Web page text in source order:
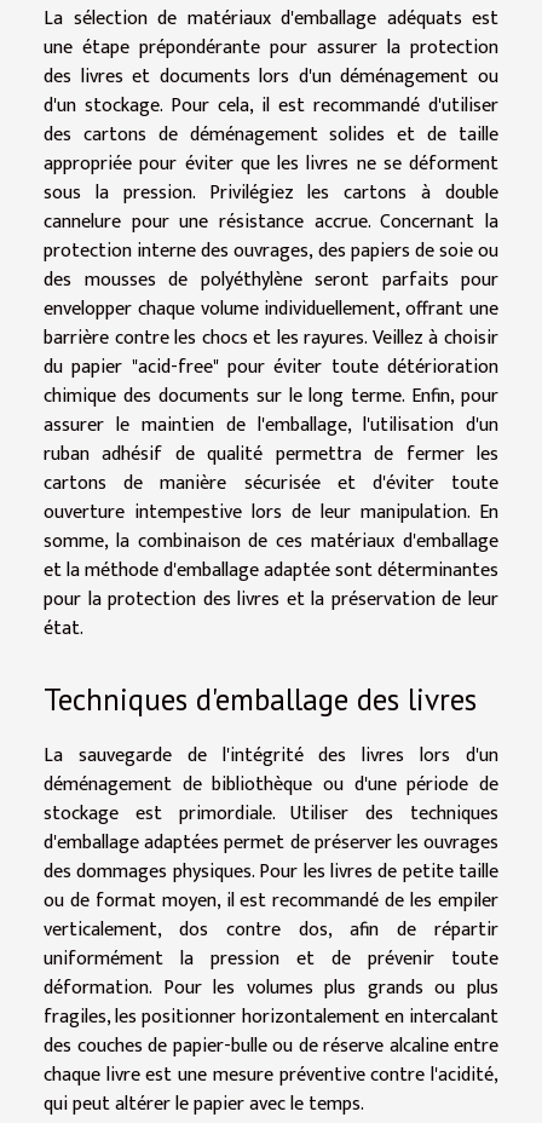
La sélection de matériaux d'emballage adéquats est
une étape prépondérante pour assurer la protection
des livres et documents lors d'un déménagement ou
d'un stockage. Pour cela, il est recommandé d'utiliser
des cartons de déménagement solides et de taille
appropriée pour éviter que les livres ne se déforment
sous la pression. Privilégiez les cartons à double
cannelure pour une résistance accrue. Concernant la
protection interne des ouvrages, des papiers de soie ou
des mousses de polyéthylène seront parfaits pour
envelopper chaque volume individuellement, offrant une
barrière contre les chocs et les rayures. Veillez à choisir
du papier "acid-free" pour éviter toute détérioration
chimique des documents sur le long terme. Enfin, pour
assurer le maintien de l'emballage, l'utilisation d'un
ruban adhésif de qualité permettra de fermer les
cartons de manière sécurisée et d'éviter toute
ouverture intempestive lors de leur manipulation. En
somme, la combinaison de ces matériaux d'emballage
et la méthode d'emballage adaptée sont déterminantes
pour la protection des livres et la préservation de leur
état.
Techniques d'emballage des livres
La sauvegarde de l'intégrité des livres lors d'un
déménagement de bibliothèque ou d'une période de
stockage est primordiale. Utiliser des techniques
d'emballage adaptées permet de préserver les ouvrages
des dommages physiques. Pour les livres de petite taille
ou de format moyen, il est recommandé de les empiler
verticalement, dos contre dos, afin de répartir
uniformément la pression et de prévenir toute
déformation. Pour les volumes plus grands ou plus
fragiles, les positionner horizontalement en intercalant
des couches de papier-bulle ou de réserve alcaline entre
chaque livre est une mesure préventive contre l'acidité,
qui peut altérer le papier avec le temps.